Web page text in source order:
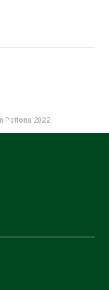
Pattona 2022